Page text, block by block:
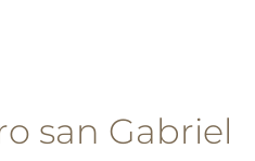
san Gabriel